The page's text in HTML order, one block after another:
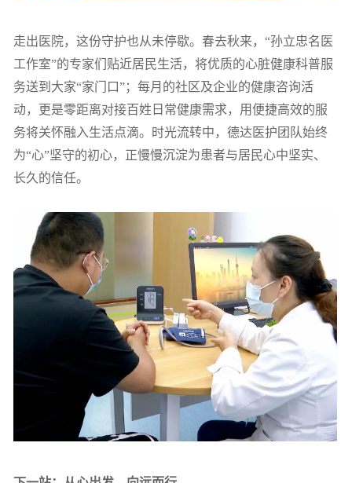
走出医院，这份守护也从未停歇。春去秋来，“孙立忠名医
工作室”的专家们贴近居民生活，将优质的心脏健康科普服
务送到大家“家门口”；每月的社区及企业的健康咨询活
动，更是零距离对接百姓日常健康需求，用便捷高效的服
务将关怀融入生活点滴。时光流转中，德达医护团队始终
为“心”坚守的初心，正慢慢沉淀为患者与居民心中坚实、
长久的信任。